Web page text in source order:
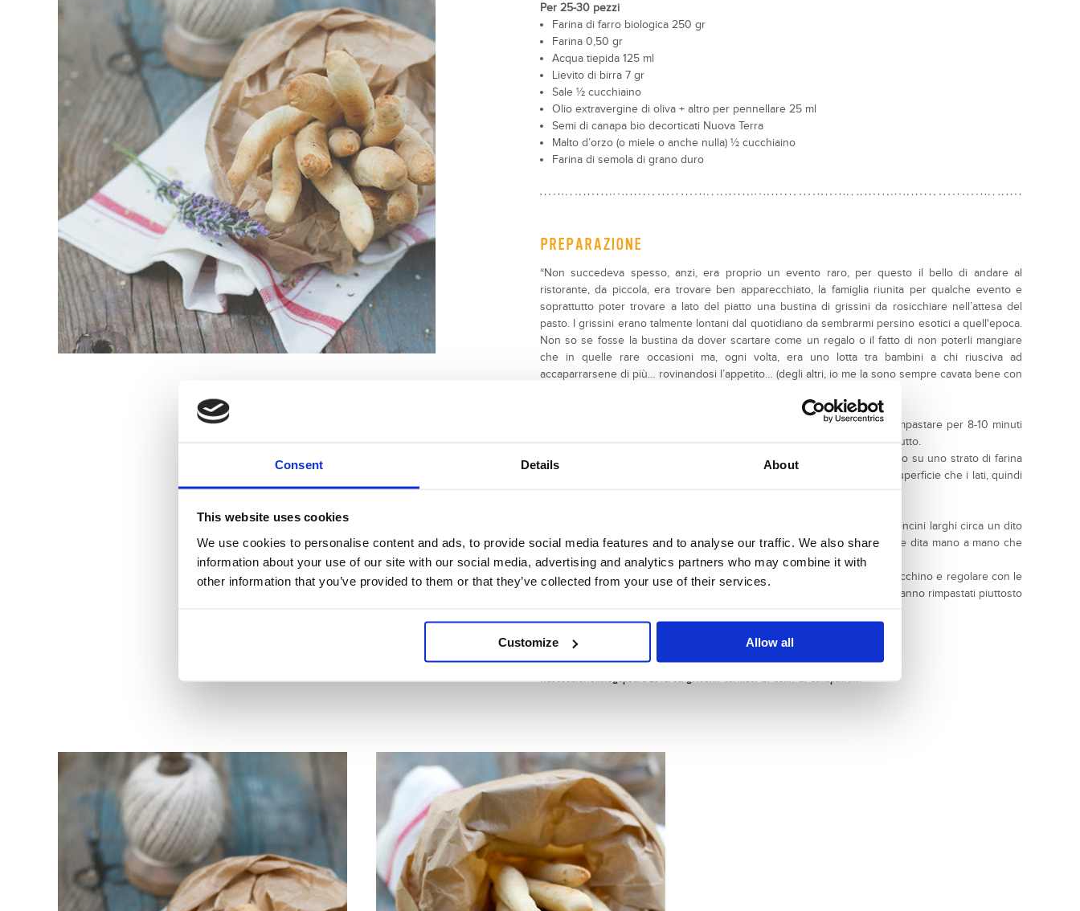
Consent Details About
This website uses cookies
We use cookies to personalise content and ads, to provide social media features and to analyse our traffic. We also share
information about your use of our site with our social media, advertising and analytics partners who may combine it with
other information that you’ve provided to them or that they’ve collected from your use of their services.
Customize Allow all
Per 25-30 pezzi
Farina di farro biologica 250 gr
Farina 0,50 gr
Acqua tiepida 125 ml
Lievito di birra 7 gr
Sale ½ cucchiaino
Olio extravergine di oliva + altro per pennellare 25 ml
Semi di canapa bio decorticati Nuova Terra
Malto d’orzo (o miele o anche nulla) ½ cucchiaino
Farina di semola di grano duro
PREPARAZIONE
“Non succedeva spesso, anzi, era proprio un evento raro, per questo il bello di andare al
ristorante, da piccola, era trovare ben apparecchiato, la famiglia riunita per qualche evento e
soprattutto poter trovare a lato del piatto una bustina di grissini da rosicchiare nell’attesa del
pasto. I grissini erano talmente lontani dal quotidiano da sembrarmi persino esotici a quell'epoca.
Non so se fosse la bustina da dover scartare come un regalo o il fatto di non poterli mangiare
che in quelle rare occasioni ma, ogni volta, era uno lotta tra bambini a chi riusciva ad
accaparrarsene di più… rovinandosi l’appetito… (degli altri, io me la sono sempre cavata bene con
In una ciotola o su un piano di lavoro mescolare tutti gli ingredienti e impastare per 8-10 minuti
fino ad ottenere una palla omogenea. L’impasto risulterà abbastanza asciutto.
Stenderlo fino ad ottenere un rettangolo di circa cm 10×30 e appoggiarlo su uno strato di farina
di semola di grano duro. Pennellare abbondantemente con l’olio sia la superficie che i lati, quindi
Con un coltello o meglio con una spatola tagliare dal lato corto dei bastoncini larghi circa un dito
quindi afferrarli al centro con le dita e tirare verso l’esterno spostando le dita mano a mano che
la pasta si assottiglia.
Disporli su una teglia ricoperta con carta da forno in modo che non si tocchino e regolare con le
dita per uniformare lo spessore. I pezzi che dovessero avanzare NON vanno rimpastati piuttosto
Cuocere in forno già caldo a 200° per 15-18 minuti.
Guarda la ricetta sul blog: